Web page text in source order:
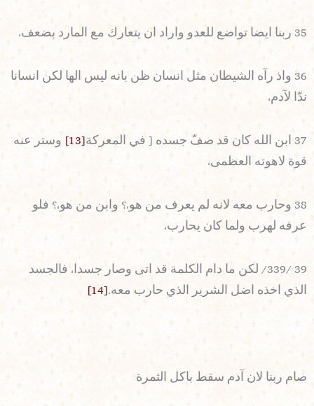
35 ربنا ايضا تواضع للعدو واراد ان يتعارك مع المارد بضعف،
36 واذ رآه الشيطان مثل انسان ظن بانه ليس الها لكن انسانا
ندّا لآدم،
37 ابن الله كان قد صفّ جسده [ في المعركة [13]
وستر عنه
قوة لاهوته العظمى،
38 وحارب معه لانه لم يعرف من هو،؟ وابن من هو،؟ فلو
عرفه لهرب ولما كان يحارب،
39 /339/ لكن ما دام الكلمة قد اتى وصار جسدا، فالجسد
الذي اخذه اضل الشرير الذي حارب معه.[14]
صام ربنا لان آدم سقط باكل الثمرة